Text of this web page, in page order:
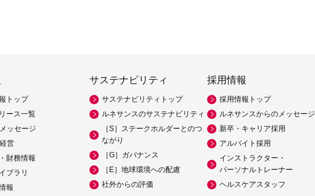
トップ
ース一覧
ッセージ
営
財務情報
ブラリ
報
サステナビリティ
サステナビリティトップ
ルネサンスのサステナビリティ
［S］ステークホルダーとのつ
ながり
［G］ガバナンス
［E］地球環境への配慮
社外からの評価
採用情報
採用情報トップ
ルネサンスからのメッセージ
新卒・キャリア採用
アルバイト採用
インストラクター・
パーソナルトレーナー
ヘルスケアスタッフ